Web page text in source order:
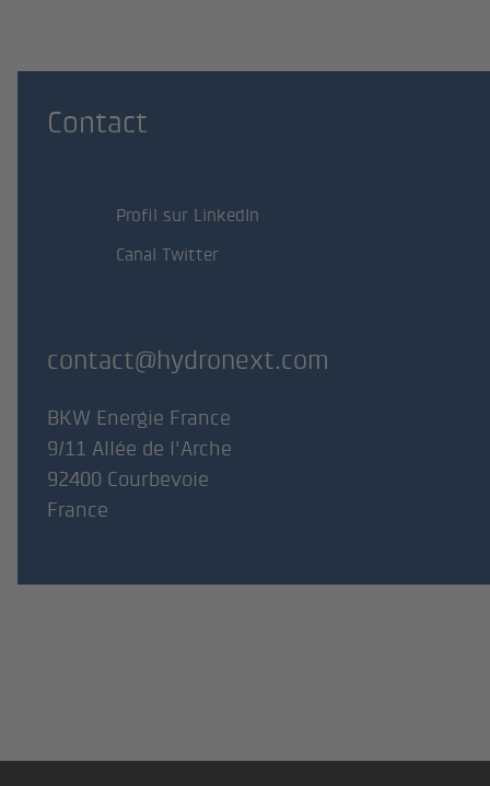
Contact
Profil sur LinkedIn
Canal Twitter
contact@hydronext.com
BKW Energie France
9/11 Allée de l'Arche
92400 Courbevoie
France